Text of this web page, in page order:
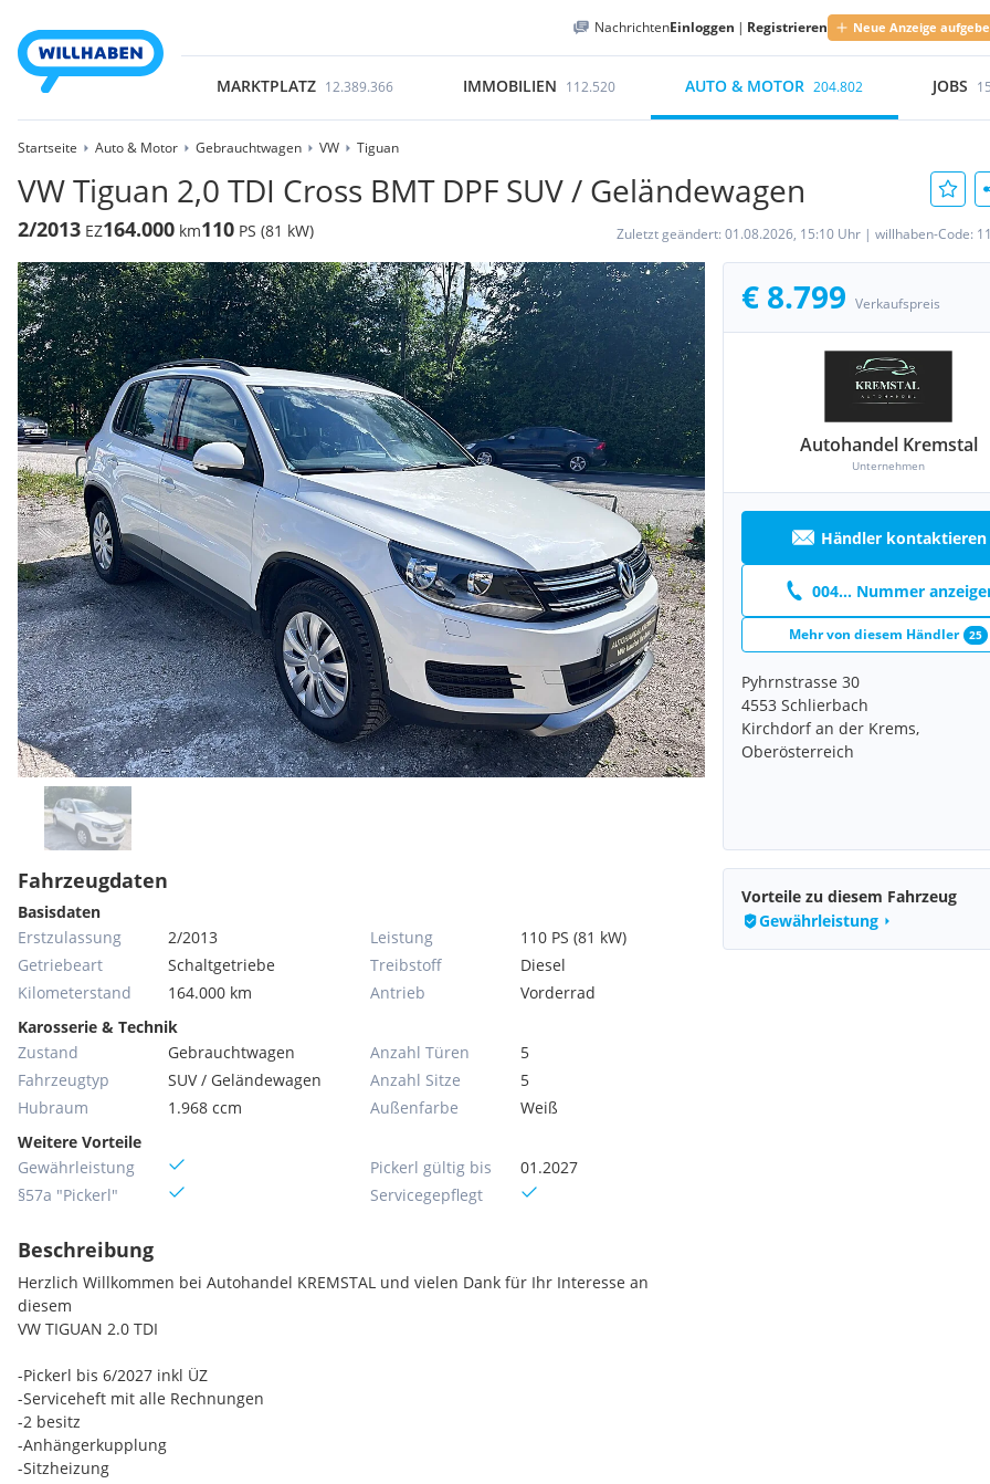
NachrichtenEinloggen | Registrieren Neue Anzeige
MARKTPLATZ 12.389.366 IMMOBILIEN 112.520 AUTO & MOTOR 204.802 JOBS
Startseite Auto & Motor Gebrauchtwagen VW Tiguan
VW Tiguan 2,0 TDI Cross BMT DPF SUV / Geländewagen
2/2013 EZ164.000 km110 PS (81 kW) Zuletzt geändert: 01.08.2026, 15:10 Uhr | willhaben-Code:
€ 8.799 Verkaufspreis
Autohandel Kremstal
Unternehmen
Händler kontaktieren
004... Nummer
Mehr von diesem Händler 25
Pyhrnstrasse 30
4553 Schlierbach
Kirchdorf an der Krems,
Oberösterreich
Fahrzeugdaten
Basisdaten
Erstzulassung
2/2013
Getriebeart
Schaltgetriebe
Kilometerstand
164.000 km
Leistung
110 PS (81 kW)
Treibstoff
Diesel
Antrieb
Vorderrad
Karosserie & Technik
Zustand
Gebrauchtwagen
Fahrzeugtyp
SUV / Geländewagen
Hubraum
1.968 ccm
Anzahl Türen
5
Anzahl Sitze
5
Außenfarbe
Weiß
Weitere Vorteile
Gewährleistung
§57a "Pickerl"
Pickerl gültig bis
01.2027
Servicegepflegt
Beschreibung
Herzlich Willkommen bei Autohandel KREMSTAL und vielen Dank für Ihr Interesse an
diesem
VW TIGUAN 2.0 TDI
-Pickerl bis 6/2027 inkl ÜZ
-Serviceheft mit alle Rechnungen
-2 besitz
-Anhängerkupplung
-Sitzheizung
Vorteile zu diesem Fahrzeug
Gewährleistung